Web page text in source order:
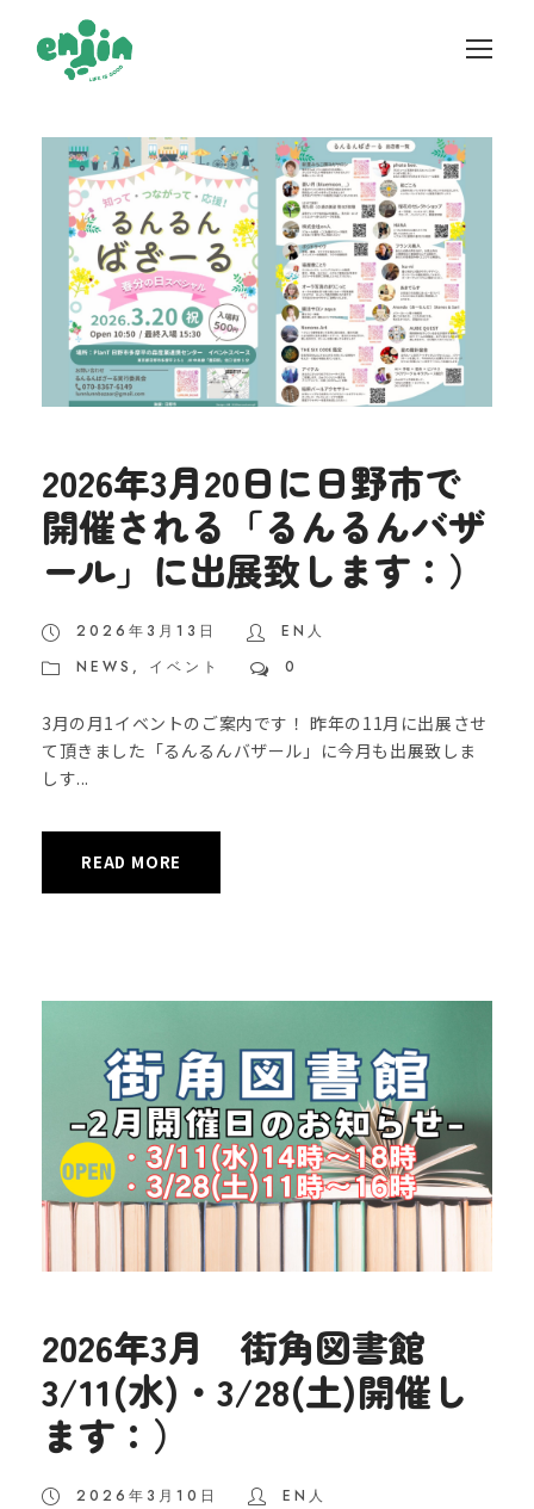
2026年3月20日に日野市で
開催される「るんるんバザ
ール」に出展致します：）
2026年3月13日
EN人
NEWS , イベント 0
3月の月1イベントのご案内です！ 昨年の11月に出展させ
て頂きました「るんるんバザール」に今月も出展致しま
しす...
READ MORE
2026年3月 街角図書館
3/11(水)・3/28(土)開催し
ます：）
2026年3月10日
EN人